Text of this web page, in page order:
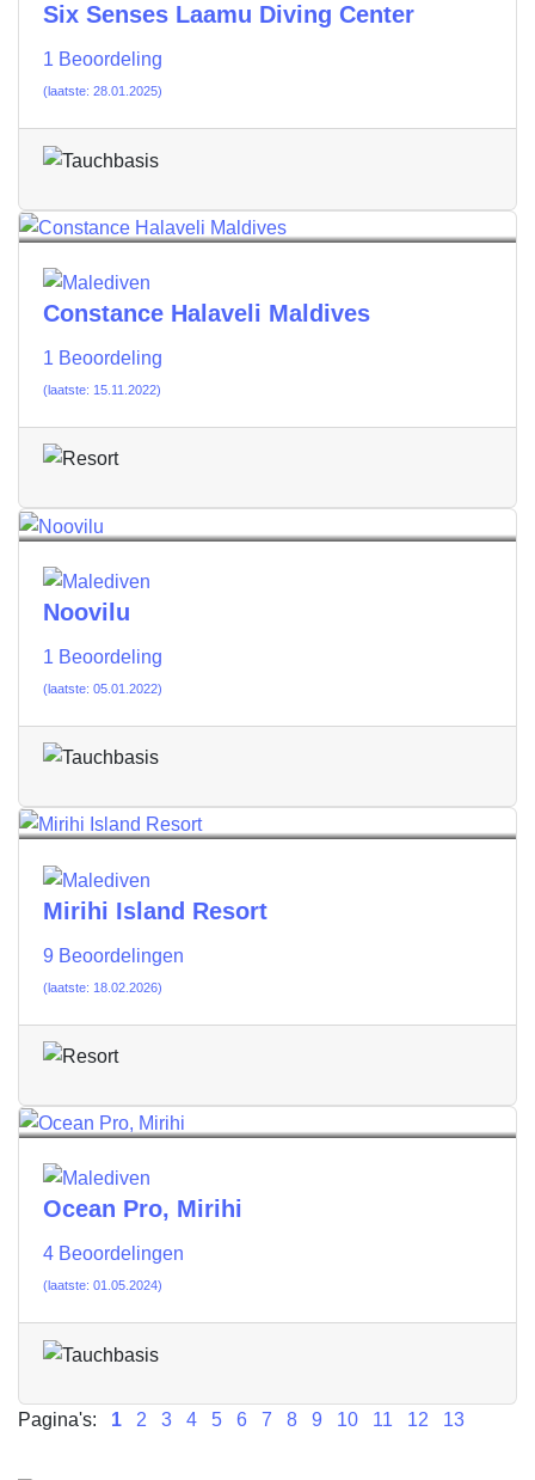
Six Senses Laamu Diving Center
1 Beoordeling
(laatste: 28.01.2025)
Constance Halaveli Maldives
1 Beoordeling
(laatste: 15.11.2022)
Noovilu
1 Beoordeling
(laatste: 05.01.2022)
Mirihi Island Resort
9 Beoordelingen
(laatste: 18.02.2026)
Ocean Pro, Mirihi
4 Beoordelingen
(laatste: 01.05.2024)
Pagina's: 1 2 3 4 5 6 7 8 9 10 11 12 13